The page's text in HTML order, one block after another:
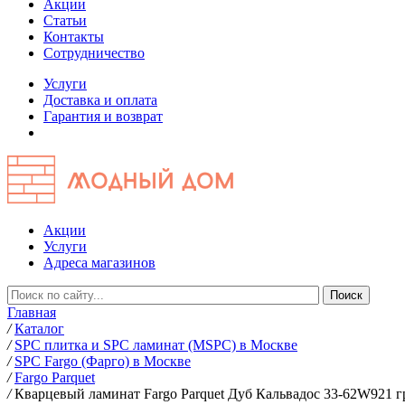
Акции
Статьи
Контакты
Сотрудничество
Услуги
Доставка и оплата
Гарантия и возврат
Акции
Услуги
Адреса магазинов
Главная
/ Каталог
/ SPC плитка и SPC ламинат (MSPC) в Москве
/ SPC Fargo (Фарго) в Москве
/ Fargo Parquet
/ Кварцевый ламинат Fargo Parquet Дуб Кальвадос 33-62W921